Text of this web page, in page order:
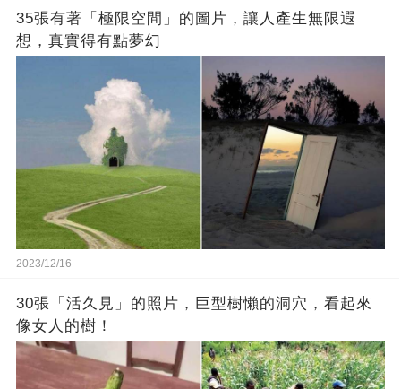
35張有著「極限空間」的圖片，讓人產生無限遐
想，真實得有點夢幻
2023/12/16
30張「活久見」的照片，巨型樹懶的洞穴，看起來
像女人的樹！